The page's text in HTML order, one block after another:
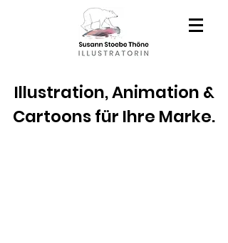
Illustration, Animation &
Cartoons für Ihre Marke.